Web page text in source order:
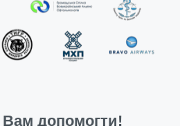
Вам допомогти!